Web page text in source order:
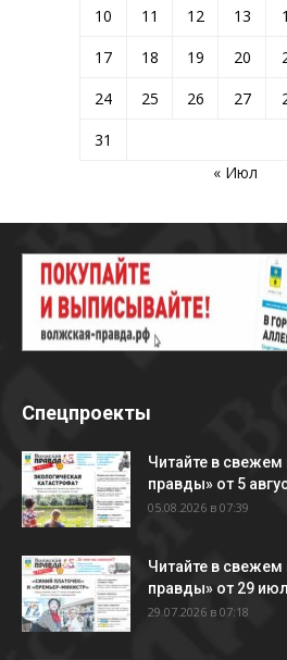
10
11 12 13
17
18 19 20
24
25 26 27
31
« Июл
Спецпроекты
Читайте в
правды» от 5
05.08.2026 в 07:39
Читайте в
правды» от 29
29.07.2026 в 07:18